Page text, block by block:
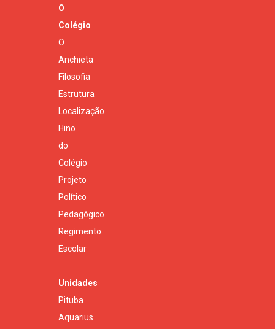
O
Colégio
O
Anchieta
Filosofia
Estrutura
Localização
Hino
do
Colégio
Projeto
Político
Pedagógico
Regimento
Escolar
Unidades
Pituba
Aquarius